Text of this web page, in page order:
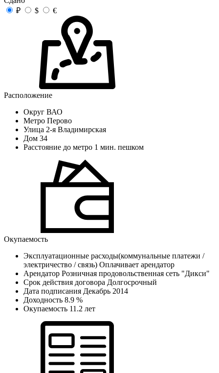
₽
$ €
Расположение
Округ ВАО
Метро Перово
Улица 2-я Владимирская
Дом 34
Расстояние до метро 1 мин. пешком
Окупаемость
Эксплуатационные расходы(коммунальные платежи /
электричество / связь) Оплачивает арендатор
Арендатор Розничная продовольственная сеть "Дикси"
Cрок действия договора Долгосрочный
Дата подписания Декабрь 2014
Доходность 8.9 %
Окупаемость 11.2 лет